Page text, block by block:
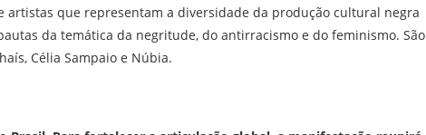
artistas que representam a diversidade da produção cultural negra
da temática da negritude, do antirracismo e do feminismo. São
Célia Sampaio e Núbia.